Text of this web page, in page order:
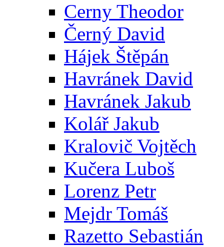
Cerny Theodor
Černý David
Hájek Štěpán
Havránek David
Havránek Jakub
Kolář Jakub
Kralovič Vojtěch
Kučera Luboš
Lorenz Petr
Mejdr Tomáš
Razetto Sebastián